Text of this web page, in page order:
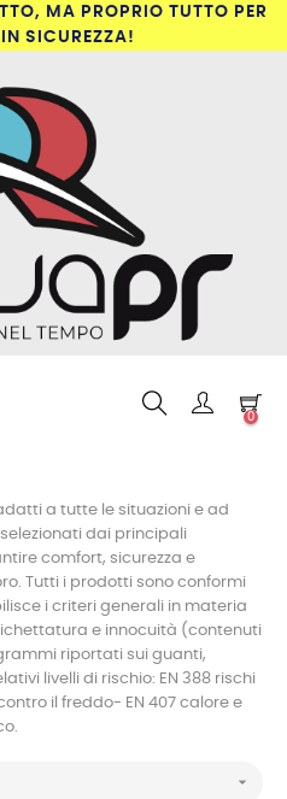
MA PROPRIO TUTTO PER
IN SICUREZZA!
0
a tutte le situazioni e ad
dai principali
comfort, sicurezza e
Tutti i prodotti sono conformi
i criteri generali in materia
e innocuità (contenuti
riportati sui guanti,
livelli di rischio: EN 388 rischi
il freddo- EN 407 calore e
